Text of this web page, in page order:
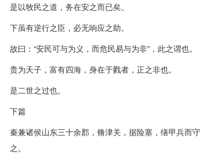
是以牧民之道，务在安之而已矣。
下虽有逆行之臣，必无响应之助。
故曰：“安民可与为义，而危民易与为非”，此之谓也。
贵为天子，富有四海，身在于戮者，正之非也。
是二世之过也。
下篇
秦兼诸侯山东三十余郡，脩津关，据险塞，缮甲兵而守
之。